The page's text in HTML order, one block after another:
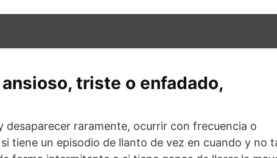
triste o enfadado,
desaparecer raramente, ocurrir con frecuencia o
tiene un episodio de llanto de vez en cuando y no